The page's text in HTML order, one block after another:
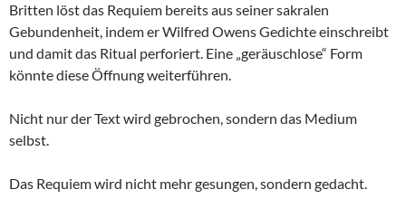
Britten löst das Requiem bereits aus seiner sakralen
Gebundenheit, indem er Wilfred Owens Gedichte einschreibt
und damit das Ritual perforiert. Eine „geräuschlose“ Form
könnte diese Öffnung weiterführen.
Nicht nur der Text wird gebrochen, sondern das Medium
selbst.
Das Requiem wird nicht mehr gesungen, sondern gedacht.